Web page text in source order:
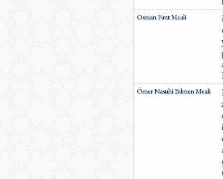
Osman Fırat Meali
Ömer Nasuhi Bilmen Meali